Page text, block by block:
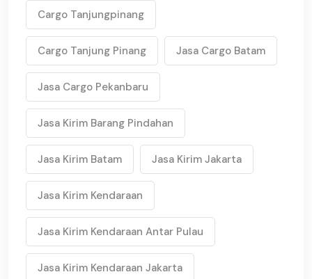
Cargo Tanjungpinang
Cargo Tanjung Pinang Jasa Cargo Batam
Jasa Cargo Pekanbaru
Jasa Kirim Barang Pindahan
Jasa Kirim Batam Jasa Kirim Jakarta
Jasa Kirim Kendaraan
Jasa Kirim Kendaraan Antar Pulau
Jasa Kirim Kendaraan Jakarta